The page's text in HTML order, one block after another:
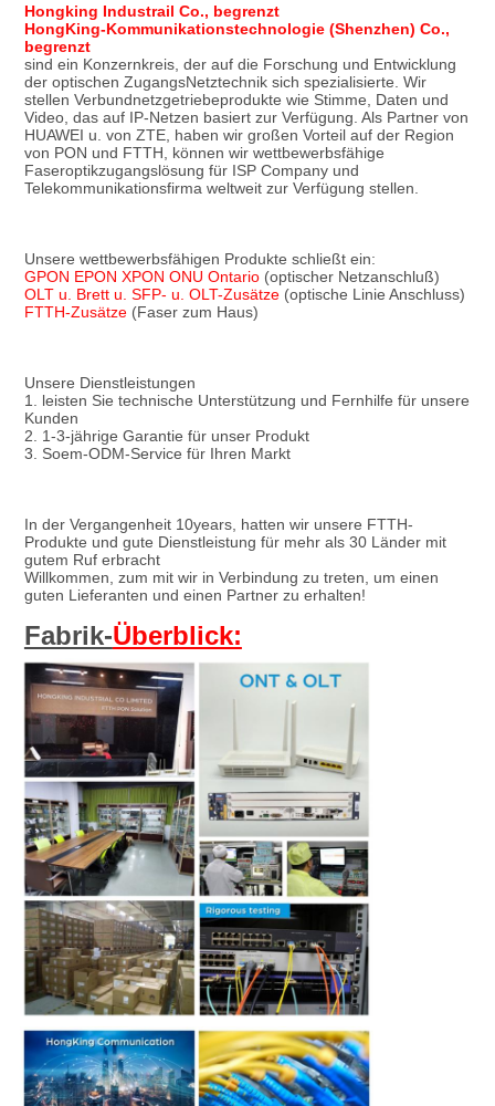
Hongking Industrail Co., begrenzt
HongKing-Kommunikationstechnologie (Shenzhen) Co.,
begrenzt
sind ein Konzernkreis, der auf die Forschung und Entwicklung
der optischen ZugangsNetztechnik sich spezialisierte. Wir
stellen Verbundnetzgetriebeprodukte wie Stimme, Daten und
Video, das auf IP-Netzen basiert zur Verfügung. Als Partner von
HUAWEI u. von ZTE, haben wir großen Vorteil auf der Region
von PON und FTTH, können wir wettbewerbsfähige
Faseroptikzugangslösung für ISP Company und
Telekommunikationsfirma weltweit zur Verfügung stellen.
Unsere wettbewerbsfähigen Produkte schließt ein:
GPON EPON XPON ONU Ontario (optischer Netzanschluß)
OLT u. Brett u. SFP- u. OLT-Zusätze (optische Linie Anschluss)
FTTH-Zusätze (Faser zum Haus)
Unsere Dienstleistungen
1. leisten Sie technische Unterstützung und Fernhilfe für unsere
Kunden
2. 1-3-jährige Garantie für unser Produkt
3. Soem-ODM-Service für Ihren Markt
In der Vergangenheit 10years, hatten wir unsere FTTH-
Produkte und gute Dienstleistung für mehr als 30 Länder mit
gutem Ruf erbracht
Willkommen, zum mit wir in Verbindung zu treten, um einen
guten Lieferanten und einen Partner zu erhalten!
Fabrik-Überblick: